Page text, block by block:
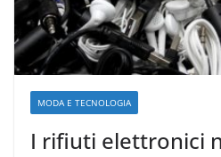
MODA E TECNOLOGIA
I rifiuti elettronici